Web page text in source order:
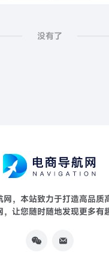
没有了
网，本站致力于打造高品质
让您随时随地发现更多有